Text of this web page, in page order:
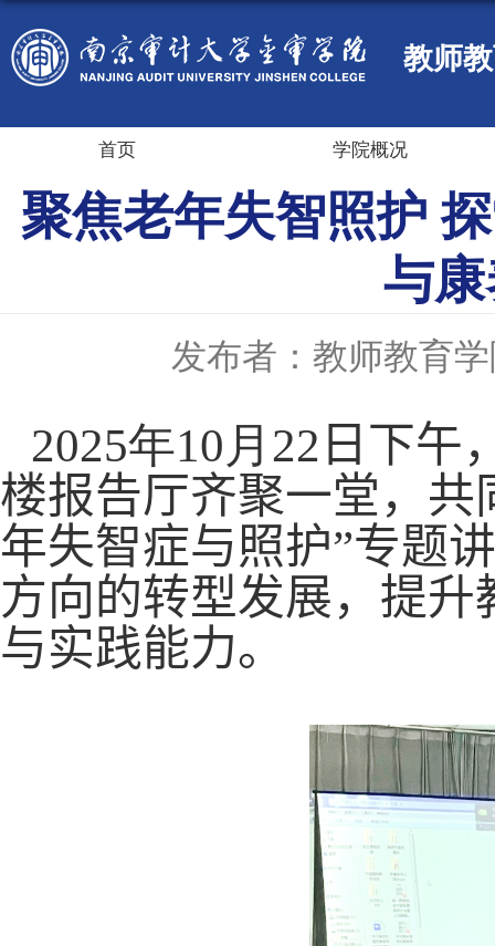
教师
首页 学院概况
聚焦老年失智照护
与
发布者：教师教育
2025年10 月 22 日下午
楼报告厅齐聚一堂，共
年失智症与照护”专题
方向的转型发展，提
与实践能力。